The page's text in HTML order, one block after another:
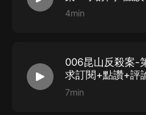
向我)
4min
006昆山反殺案-
求訂閱+點讚+評
我)
7min